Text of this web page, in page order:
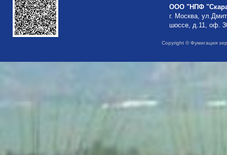
ООО "НПФ
г. Москва,
шоссе, д.11, оф.
Copyright © Фумигация